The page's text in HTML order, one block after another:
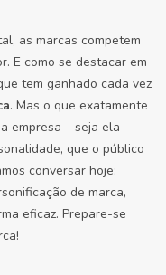
as marcas competem
E como se destacar em
tem ganhado cada vez
. Mas o que exatamente
empresa – seja ela
que o público
conversar hoje:
de marca,
eficaz. Prepare-se